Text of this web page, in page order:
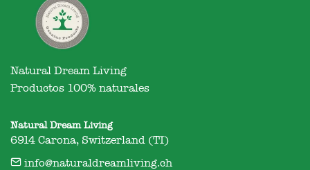
Natural Dream Living
Productos 100% naturales
Natural Dream Living
6914 Carona, Switzerland (TI)
info@naturaldreamliving.ch